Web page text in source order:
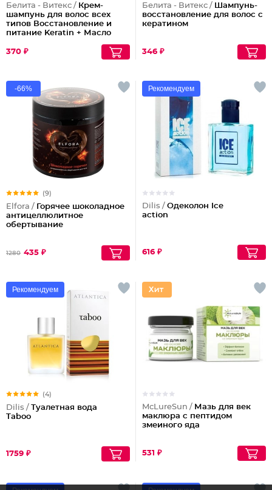
Белита - Витекс / Крем-
шампунь для волос всех
типов Восстановление и
питание Keratin + Масло
370 ₽
Белита - Витекс / Шампунь-
восстановление для волос с
кератином
346 ₽
-66%
(9)
Elfora / Горячее шоколадное
антицеллюлитное
обертывание
1280 435 ₽
Рекомендуем
Dilis / Одеколон Ice
action
616 ₽
Рекомендуем
(4)
Dilis / Туалетная вода
Taboo
1759 ₽
McLureSun / Мазь для век
маклюра с пептидом
змеиного яда
531 ₽